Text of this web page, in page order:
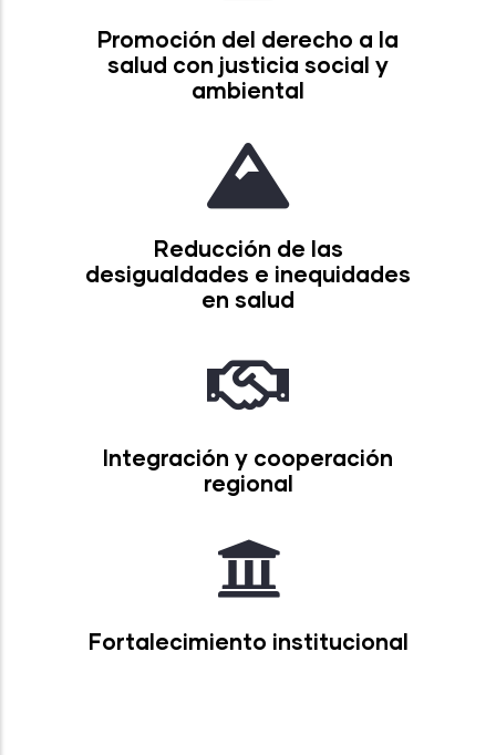
Promoción del derecho a la
salud con justicia social y
ambiental
Reducción de las
desigualdades e inequidades
en salud
Integración y cooperación
regional
Fortalecimiento institucional